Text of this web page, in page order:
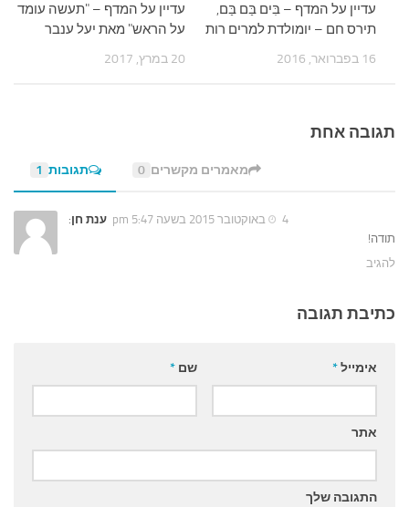
עדיין על המדף – "תעשה עומד
על הראש" מאת יעל ענבר
20 במרץ, 2017
עדיין על המדף – בִּים בַּם בַּם,
תירס חם – יומולדת למרים רות
16 בפברואר, 2016
תגובה אחת
תגובות 1 מאמרים מקשרים 0
ענת חן:
4 באוקטובר 2015 בשעה 5:47 pm
תודה!
להגיב
כתיבת תגובה
שם * אימייל*
אתר
התגובה שלך